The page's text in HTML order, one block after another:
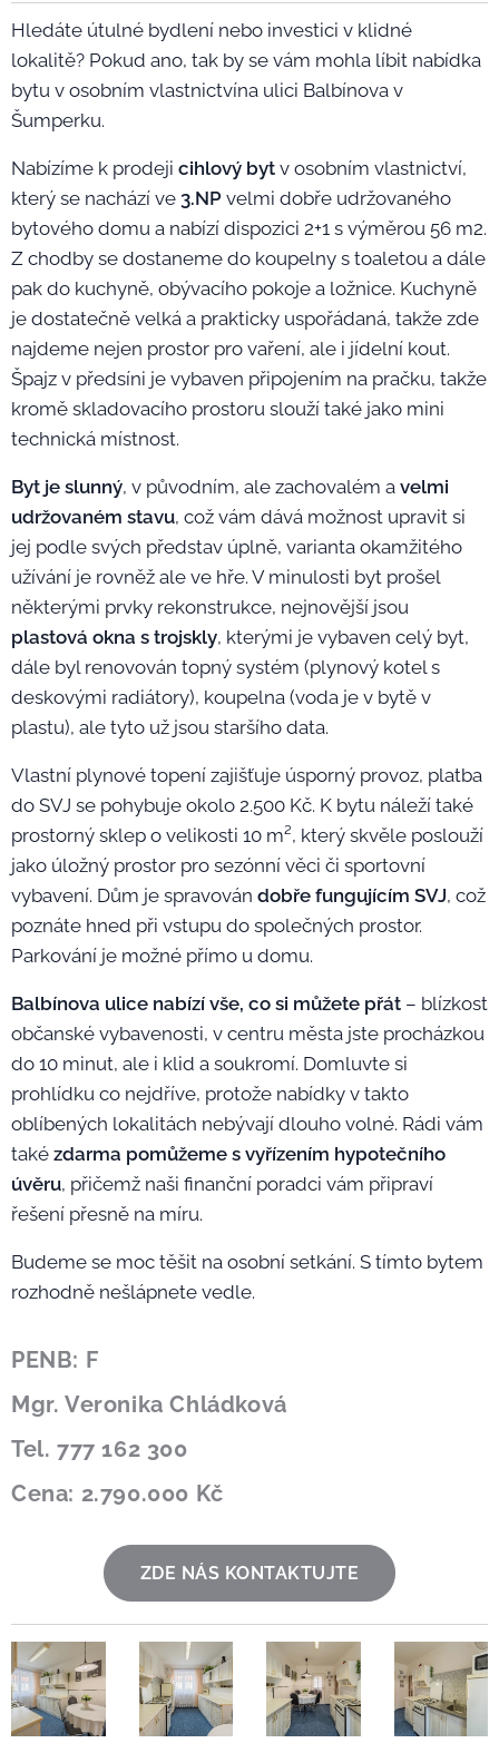
Hledáte útulné bydlení nebo investici v klidné
lokalitě? Pokud ano, tak by se vám mohla líbit nabídka
bytu v osobním vlastnictvína ulici Balbínova v
Šumperku.
Nabízíme k prodeji cihlový byt v osobním vlastnictví,
který se nachází ve 3.NP velmi dobře udržovaného
bytového domu a nabízí dispozici 2+1 s výměrou 56 m2.
Z chodby se dostaneme do koupelny s toaletou a dále
pak do kuchyně, obývacího pokoje a ložnice. Kuchyně
je dostatečně velká a prakticky uspořádaná, takže zde
najdeme nejen prostor pro vaření, ale i jídelní kout.
Špajz v předsíni je vybaven připojením na pračku, takže
kromě skladovacího prostoru slouží také jako mini
technická místnost.
Byt je slunný, v původním, ale zachovalém a velmi
udržovaném stavu, což vám dává možnost upravit si
jej podle svých představ úplně, varianta okamžitého
užívání je rovněž ale ve hře. V minulosti byt prošel
některými prvky rekonstrukce, nejnovější jsou
plastová okna s trojskly, kterými je vybaven celý byt,
dále byl renovován topný systém (plynový kotel s
deskovými radiátory), koupelna (voda je v bytě v
plastu), ale tyto už jsou staršího data.
Vlastní plynové topení zajišťuje úsporný provoz, platba
do SVJ se pohybuje okolo 2.500 Kč. K bytu náleží také
prostorný sklep o velikosti 10 m², který skvěle poslouží
jako úložný prostor pro sezónní věci či sportovní
vybavení. Dům je spravován dobře fungujícím SVJ, což
poznáte hned při vstupu do společných prostor.
Parkování je možné přímo u domu.
Balbínova ulice nabízí vše, co si můžete přát – blízkost
občanské vybavenosti, v centru města jste procházkou
do 10 minut, ale i klid a soukromí. Domluvte si
prohlídku co nejdříve, protože nabídky v takto
oblíbených lokalitách nebývají dlouho volné. Rádi vám
také zdarma pomůžeme s vyřízením hypotečního
úvěru, přičemž naši finanční poradci vám připraví
řešení přesně na míru.
Budeme se moc těšit na osobní setkání. S tímto bytem
rozhodně nešlápnete vedle.
PENB: F
Mgr. Veronika Chládková
Tel. 777 162 300
Cena: 2.790.000 Kč
ZDE NÁS KONTAKTUJTE